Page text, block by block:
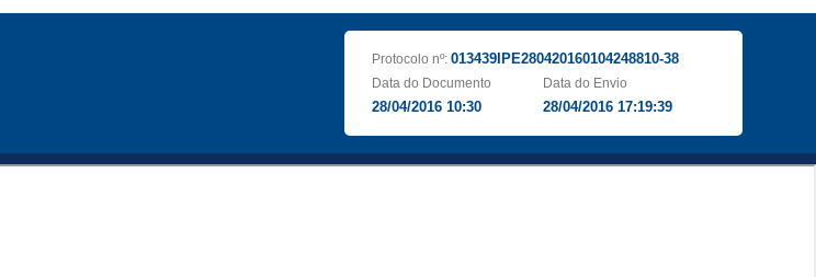
Protocolo nº: 013439IPE280420160104248810-38
Data do Documento
28/04/2016 10:30
Data do Envio
28/04/2016 17:19:39